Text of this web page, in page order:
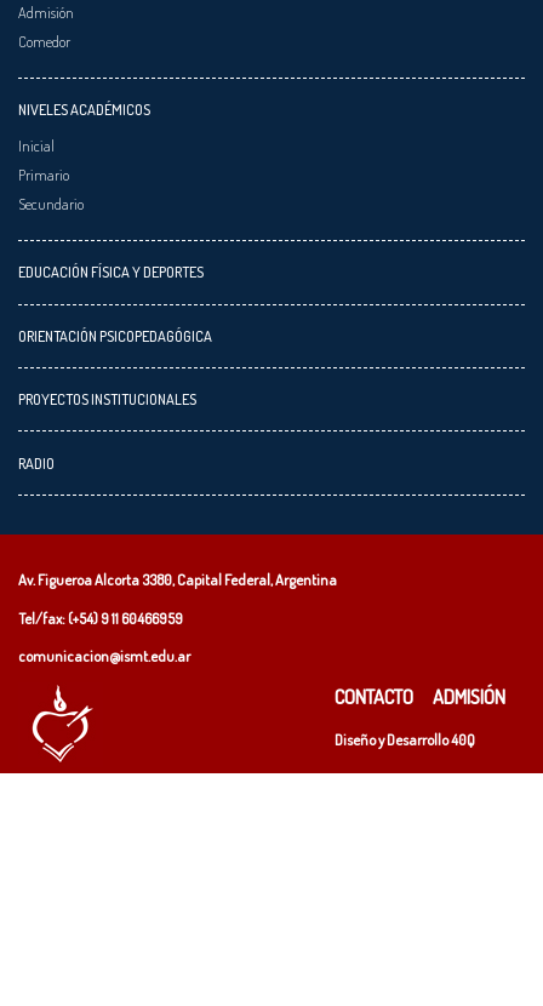
Admisión
Comedor
NIVELES ACADÉMICOS
Inicial
Primario
Secundario
EDUCACIÓN FÍSICA Y DEPORTES
ORIENTACIÓN PSICOPEDAGÓGICA
PROYECTOS INSTITUCIONALES
RADIO
Av. Figueroa Alcorta 3380, Capital Federal, Argentina
Tel/fax: (+54)9 11 60466959
comunicacion@ismt.edu.ar
CONTACTO ADMISIÓN
Diseño y Desarrollo40Q